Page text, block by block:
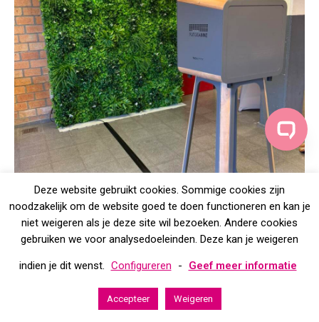
Deze website gebruikt cookies. Sommige cookies zijn
noodzakelijk om de website goed te doen functioneren en kan je
niet weigeren als je deze site wil bezoeken. Andere cookies
gebruiken we voor analysedoeleinden. Deze kan je weigeren
indien je dit wenst. Configureren - Geef meer informatie
Accepteer Weigeren